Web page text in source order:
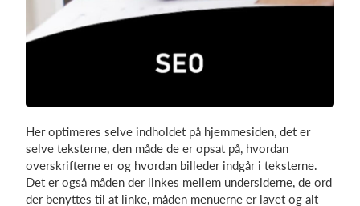
Her optimeres selve indholdet på hjemmesiden, det er
selve teksterne, den måde de er opsat på, hvordan
overskrifterne er og hvordan billeder indgår i teksterne.
Det er også måden der linkes mellem undersiderne, de ord
der benyttes til at linke, måden menuerne er lavet og alt